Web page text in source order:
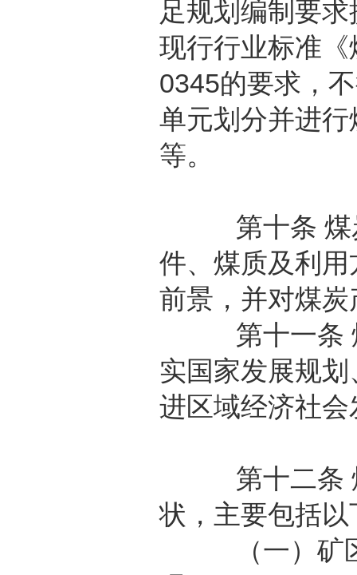
足规划编制要
现行行业标准
0345的要求，
单元划分并进
等。
第十条 煤炭
件、煤质及利
前景，并对煤
第十一条 煤
实国家发展规
进区域经济社
第十二条 煤
状，主要包括以
（一）矿区